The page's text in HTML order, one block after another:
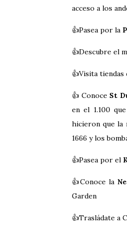
acceso a los
👍Pasea por la
👍Descubre el m
👍Visita tiendas
👍 Conoce St
en el 1.100
hicieron que la
1666 y los
👍Pasea por el
👍Conoce la
Garden
👍Trasládate a